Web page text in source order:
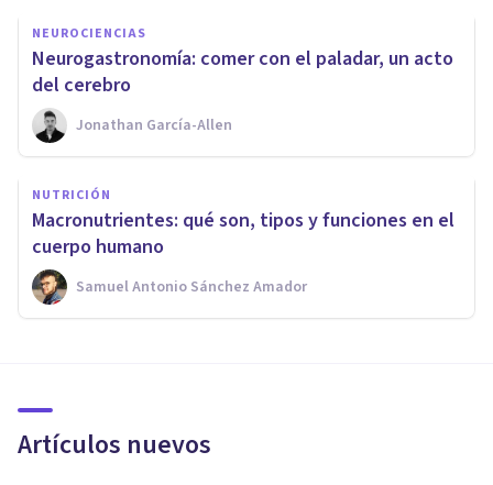
NEUROCIENCIAS
​Neurogastronomía: comer con el paladar, un acto
del cerebro
Jonathan García-Allen
NUTRICIÓN
Macronutrientes: qué son, tipos y funciones en el
cuerpo humano
Samuel Antonio Sánchez Amador
Artículos nuevos